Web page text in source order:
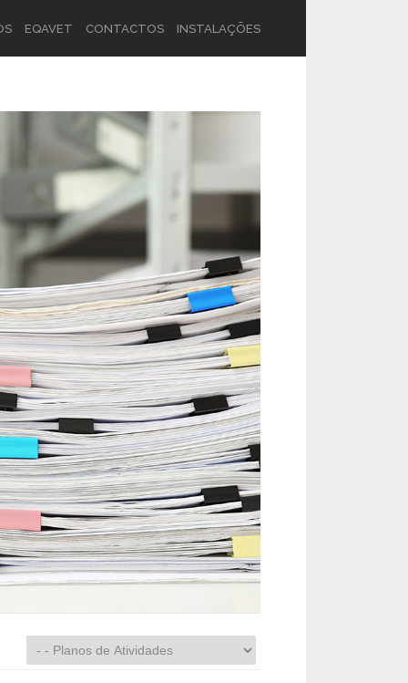
EQAVET CONTACTOS INSTALAÇÕES